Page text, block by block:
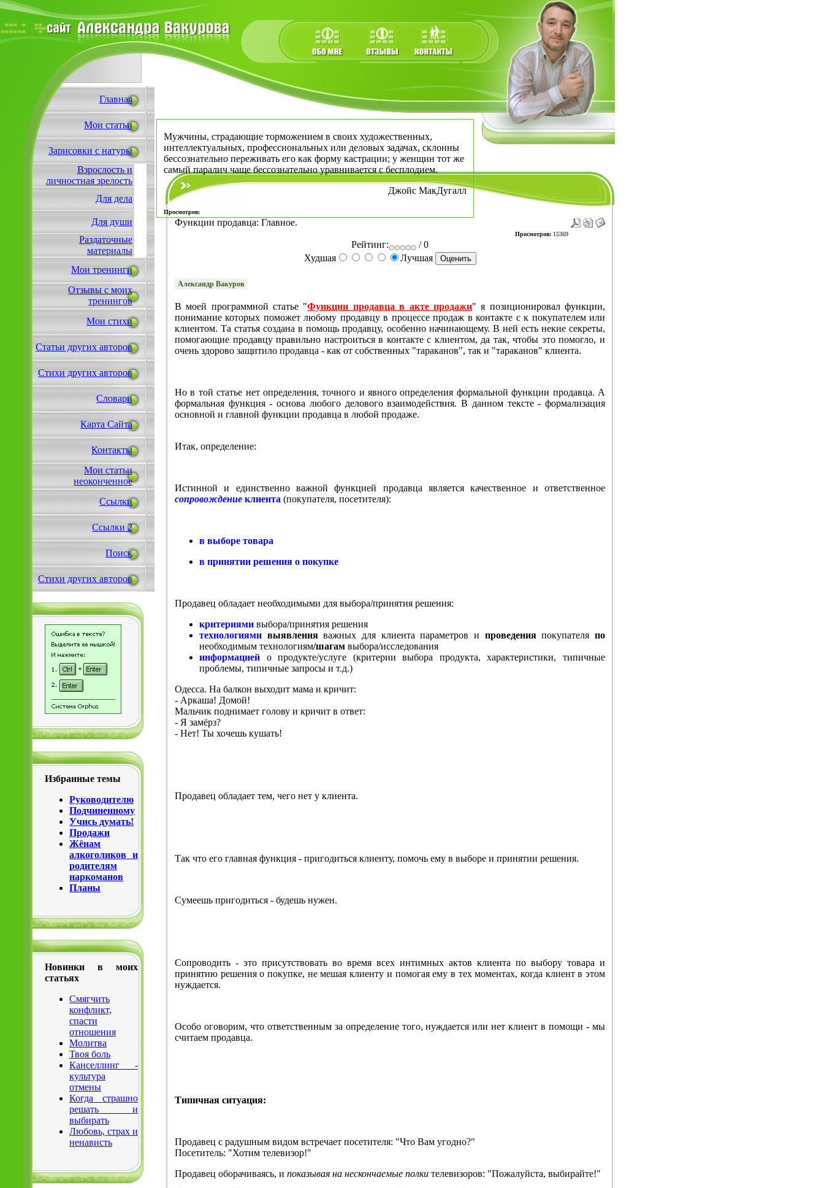
Главная
Мои статьи
Зарисовки с натуры
Взрослость и
личностная зрелость
Для дела
Для души
Раздаточные
материалы
Мои тренинги
Отзывы с моих
тренингов
Мои стихи
Статьи других авторов
Стихи других авторов
Словари
Карта Сайта
Контакты
Мои статьи
неоконченное
Ссылки
Ссылки 2
Поиск
Стихи других авторов
Избранные темы
Руководителю
Подчиненному
Учись думать!
Продажи
Жёнам
алкоголиков и
родителям
наркоманов
Планы
Новинки в моих
статьях
Смягчить
конфликт,
спасти
отношения
Молитва
Твоя боль
Канселлинг -
культура
отмены
Когда страшно
решать и
выбирать
Любовь, страх и
ненависть
Функции продавца: Главное.
Просмотров: 15369
Рейтинг:
/ 0
Худшая
Лучшая
Александр Вакуров
В моей программной статье "Функции продавца в акте продажи" я позиционировал функции,
понимание которых поможет любому продавцу в процессе продаж в контакте с к покупателем или
клиентом. Та статья создана в помощь продавцу, особенно начинающему. В ней есть некие секреты,
помогающие продавцу правильно настроиться в контакте с клиентом, да так, чтобы это помогло, и
очень здорово защитило продавца - как от собственных "тараканов", так и "тараканов" клиента.
Но в той статье нет определения, точного и явного определения формальной функции продавца. А
формальная функция - основа любого делового взаимодействия. В данном тексте - формализация
основной и главной функции продавца в любой продаже.
Итак, определение:
Истинной и единственно важной функцией продавца является качественное и ответственное
сопровождение клиента (покупателя, посетителя):
в выборе товара
в принятии решения о покупке
Продавец обладает необходимыми для выбора/принятия решения:
критериями выбора/принятия решения
технологиями выявленияважных для клиента параметров и проведенияпокупателяпо
необходимым технологиям/шагам выбора/исследования
информацией о продукте/услуге (критерии выбора продукта, характеристики, типичные
проблемы, типичные запросы и т.д.)
Одесса. На балкон выходит мама и кричит:
- Аркаша! Домой!
Мальчик поднимает голову и кричит в ответ:
- Я замёрз?
- Нет! Ты хочешь кушать!
Продавец обладает тем, чего нет у клиента.
Так что его главная функция - пригодиться клиенту, помочь ему в выборе и принятии решения.
Сумеешь пригодиться - будешь нужен.
Сопроводить - это присутствовать во время всех интимных актов клиента по выбору товара и
принятию решения о покупке, не мешая клиенту и помогая ему в тех моментах, когда клиент в этом
нуждается.
Особо оговорим, что ответственным за определение того, нуждается или нет клиент в помощи - мы
считаем продавца.
Типичная ситуация:
Продавец с радушным видом встречает посетителя: "Что Вам угодно?"
Посетитель: "Хотим телевизор!"
Продавец оборачиваясь, и показывая на нескончаемые полки телевизоров: "Пожалуйста, выбирайте!"
Мужчины, страдающие торможением в своих художественных,
интеллектуальных, профессиональных или деловых задачах, склонны
бессознательно переживать его как форму кастрации; у женщин тот же
самый паралич чаще бессознательно уравнивается с бесплодием.
Джойс МакДугалл
Просмотров: